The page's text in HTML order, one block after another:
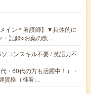
イン＊看護師】▼具体的に
・記録○お薬の飲…
コンスキル不要 / 英語力不
60代の方も活躍中！）・
資格（准看…